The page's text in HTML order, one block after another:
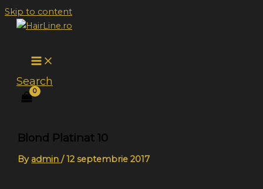
Skip to content
Search
Blond Platinat 10
By admin/12 septembrie 2017